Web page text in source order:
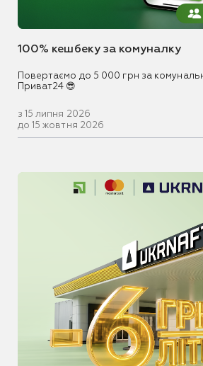
100% кешбеку за комуналку
Повертаємо до 5 000 грн за
Приват24 😎
з 15 липня 2026
до 15 жовтня 2026